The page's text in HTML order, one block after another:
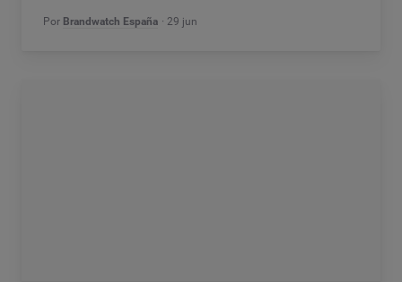
Por Brandwatch España 29 jun